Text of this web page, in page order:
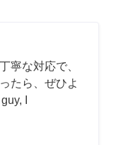
寧な対応で、
たら、ぜひよ
I